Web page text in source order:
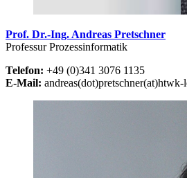
Prof. Dr.-Ing. Andreas Pretschner
Professur Prozessinformatik
Telefon: +49 (0)341 3076 1135
E-Mail: